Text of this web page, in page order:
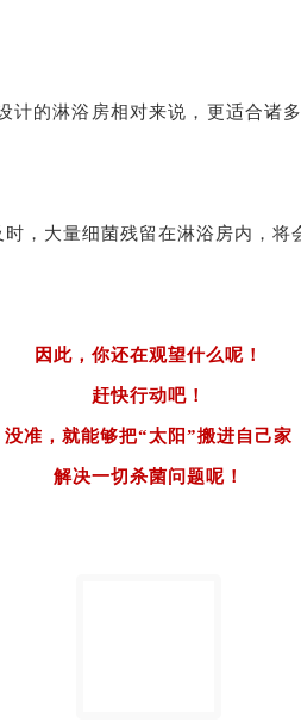
的淋浴房相对来说，更适合诸
，大量细菌残留在淋浴房内，
因此，你还在观望什么呢！
赶快行动吧！
没准，就能够把“太阳”搬进自己家
解决一切杀菌问题呢！